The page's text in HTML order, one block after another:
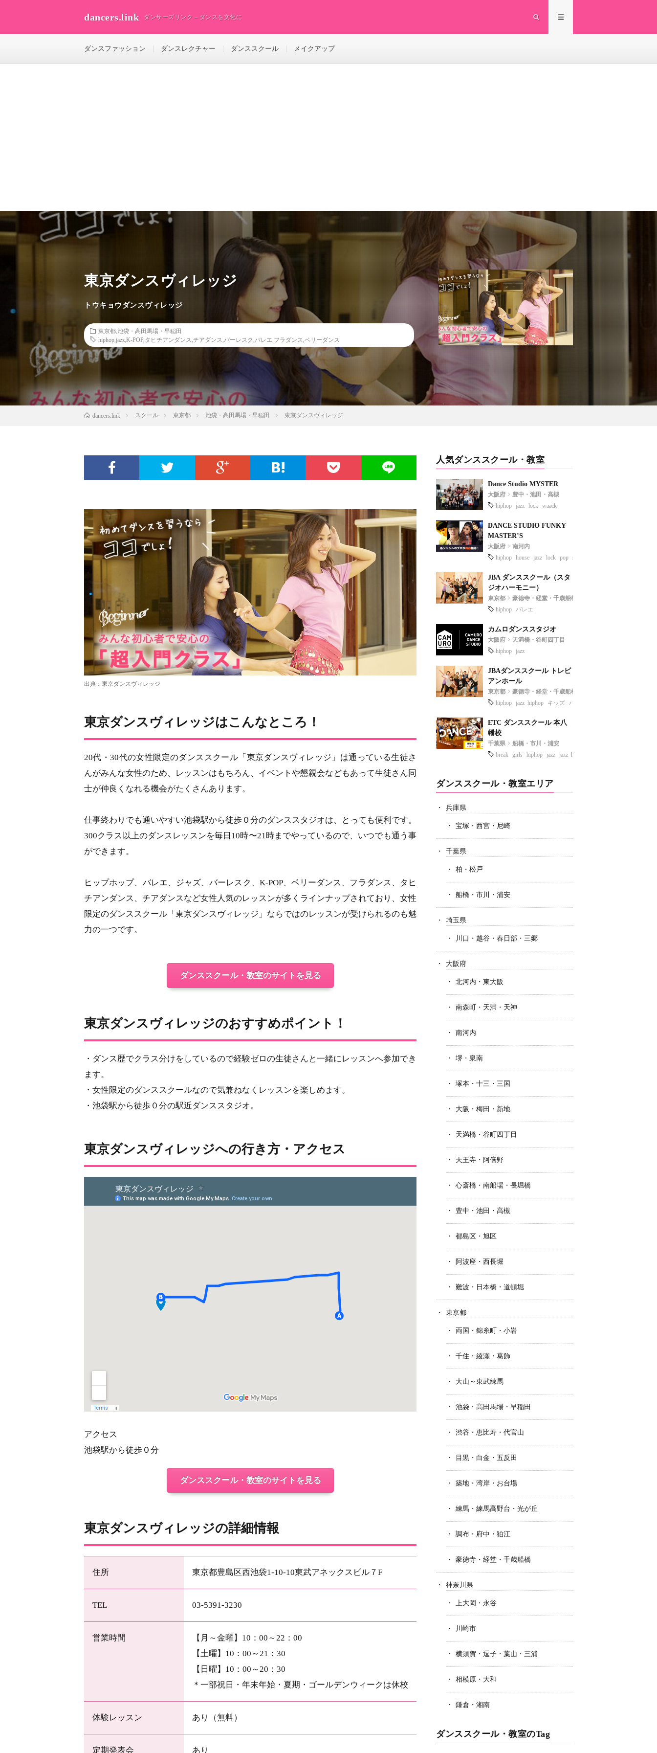
dancers.link ダンサーズリンク – ダンスを文化に
ダンスファッション ダンスレクチャー ダンススクール メイクアップ
東京ダンスヴィレッジ
トウキョウダンスヴィレッジ
東京都 池袋・高田馬場・早稲田
hiphop jazz K-POP タヒチアンダンス チアダンス バーレスク バレエ フラダンス ベリーダンス
dancers.link スクール 東京都 池袋・高田馬場・早稲田 東京ダンスヴィレッジ
出典：東京ダンスヴィレッジ
東京ダンスヴィレッジはこんなところ！
20代・30代の女性限定のダンススクール「東京ダンスヴィレッジ」は通っている生徒さ
んがみんな女性のため、レッスンはもちろん、イベントや懇親会などもあって生徒さん同
士が仲良くなれる機会がたくさんあります。
仕事終わりでも通いやすい池袋駅から徒歩０分のダンススタジオは、とっても便利です。
300クラス以上のダンスレッスンを毎日10時〜21時までやっているので、いつでも通う事
ができます。
ヒップホップ、バレエ、ジャズ、バーレスク、K-POP、ベリーダンス、フラダンス、タヒ
チアンダンス、チアダンスなど女性人気のレッスンが多くラインナップされており、女性
限定のダンススクール「東京ダンスヴィレッジ」ならではのレッスンが受けられるのも魅
力の一つです。
ダンススクール・教室のサイトを見る
東京ダンスヴィレッジのおすすめポイント！
・ダンス歴でクラス分けをしているので経験ゼロの生徒さんと一緒にレッスンへ参加でき
ます。
・女性限定のダンススクールなので気兼ねなくレッスンを楽しめます。
・池袋駅から徒歩０分の駅近ダンススタジオ。
東京ダンスヴィレッジへの行き方・アクセス
アクセス
池袋駅から徒歩０分
ダンススクール・教室のサイトを見る
東京ダンスヴィレッジの詳細情報
住所 東京都豊島区西池袋1-10-10東武アネックスビル７F
TEL 03-5391-3230
営業時間
【月～金曜】10：00～22：00
【土曜】10：00～21：30
【日曜】10：00～20：30
＊一部祝日・年末年始・夏期・ゴールデンウィークは休校
体験レッスン あり（無料）
定期発表会 あり
人気ダンススクール・教室
Dance Studio MYSTER
大阪府 豊中・池田・高槻
hiphop jazz lock waack
DANCE STUDIO FUNKY
MASTER’S
大阪府 南河内
hiphop house jazz lock pop soul
JBA ダンススクール（スタ
ジオハーモニー）
東京都 豪徳寺・経堂・千歳船橋
hiphop バレエ
カムロダンススタジオ
大阪府 天満橋・谷町四丁目
hiphop jazz
JBAダンススクール トレビ
アンホール
東京都 豪徳寺・経堂・千歳船橋
hiphop jazz hiphop キッズ バレエ
ETC ダンススクール 本八
幡校
千葉県 船橋・市川・浦安
break girls hiphop jazz jazz hiphop
ダンススクール・教室エリア
兵庫県
宝塚・西宮・尼崎
千葉県
柏・松戸
船橋・市川・浦安
埼玉県
川口・越谷・春日部・三郷
大阪府
北河内・東大阪
南森町・天満・天神
南河内
堺・泉南
塚本・十三・三国
大阪・梅田・新地
天満橋・谷町四丁目
天王寺・阿倍野
心斎橋・南船場・長堀橋
豊中・池田・高槻
都島区・旭区
阿波座・西長堀
難波・日本橋・道頓堀
東京都
両国・錦糸町・小岩
千住・綾瀬・葛飾
大山～東武練馬
池袋・高田馬場・早稲田
渋谷・恵比寿・代官山
目黒・白金・五反田
築地・湾岸・お台場
練馬・練馬高野台・光が丘
調布・府中・狛江
豪徳寺・経堂・千歳船橋
神奈川県
上大岡・永谷
川崎市
横須賀・逗子・葉山・三浦
相模原・大和
鎌倉・湘南
ダンススクール・教室のTag